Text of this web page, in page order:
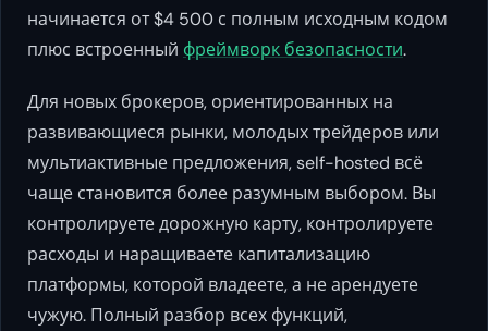
начинается от $4 500 с полным исходным кодом
плюс встроенный фреймворк безопасности.
Для новых брокеров, ориентированных на
развивающиеся рынки, молодых трейдеров или
мультиактивные предложения, self-hosted всё
чаще становится более разумным выбором. Вы
контролируете дорожную карту, контролируете
расходы и наращиваете капитализацию
платформы, которой владеете, а не арендуете
чужую. Полный разбор всех функций,